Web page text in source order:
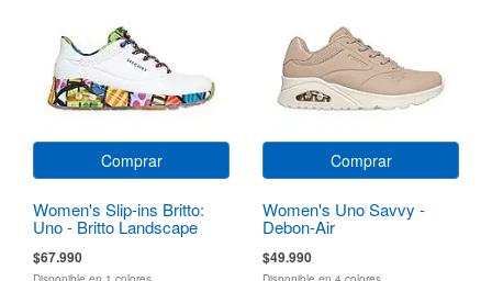
Comprar
Women's Slip-ins Britto:
Uno - Britto Landscape
$67.990
Comprar
Women's Uno Savvy -
Debon-Air
$49.990